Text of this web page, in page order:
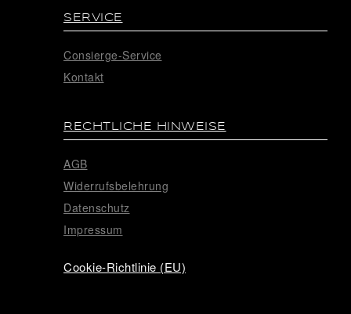
SERVICE
Consierge-Service
Kontakt
RECHTLICHE HINWEISE
AGB
Widerrufsbelehrung
Datenschutz
Impressum
Cookie-Richtlinie (EU)